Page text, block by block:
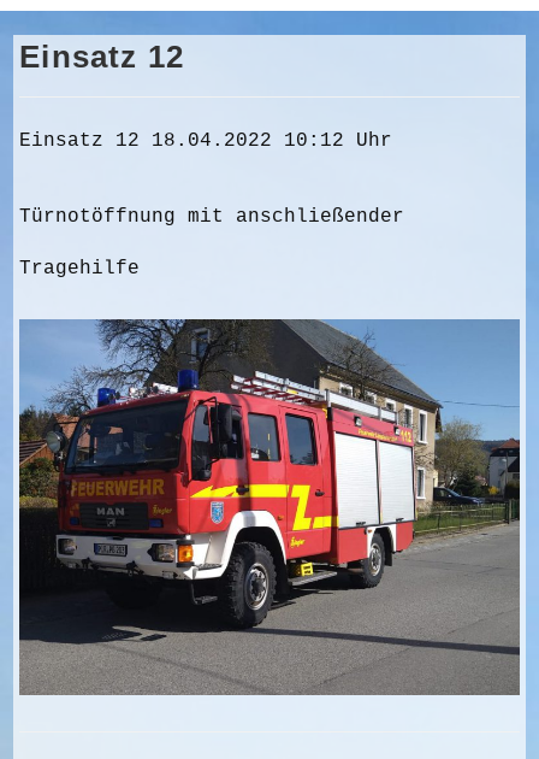
Einsatz 12
Einsatz 12 18.04.2022 10:12 Uhr
Türnotöffnung mit anschließender
Tragehilfe